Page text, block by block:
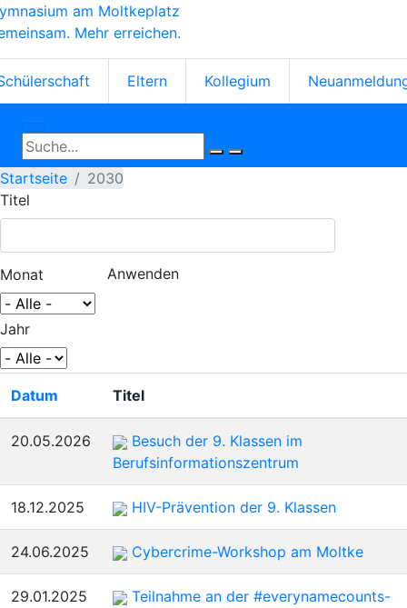
Direkt
zum
Inhalt
am Moltkeplatz
Mehr erreichen.
Eltern Kollegium
Startseite
2030
Titel
Monat
Jahr
Datum Aufsteigend
sortieren
Titel
20.05.2026
Besuch der 9. Klassen im
Berufsinformationszentrum
18.12.2025 HIV-Prävention der 9. Klassen
24.06.2025 Cybercrime-Workshop am Moltke
29.01.2025
Teilnahme an der #everynamecounts-